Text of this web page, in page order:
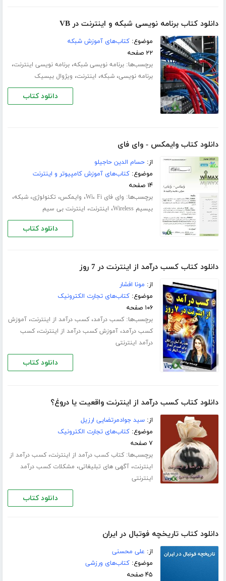
دانلود کتاب برنامه نویسی شبکه و اینترنت در VB
موضوع:کتاب‌های آموزش شبکه
۲۲ صفحه
برچسب‌ها:برنامه نویسی شبکه،برنامه نویسی اینترنت،
برنامه نویسی،شبکه، اینترنت، ویژوال بیسیک
دانلود کتاب
دانلود کتاب وایمکس - وای فای
از:حسام الدین حاجیلو
موضوع:کتاب‌های آموزش کامپیوتر و اینترنت
۱۴ صفحه
برچسب‌ها: وای فای Wi ، Fi ، وایمکس، تکنولوژی،شبکه،
بیسیم Wireless ، اینترنت، اینترنت بی سیم
دانلود کتاب
دانلود کتاب کسب درآمد از اینترنت در 7 روز
از: مونا افشار
موضوع:کتاب‌های تجارت الکترونیک
۱۰۶ صفحه
برچسب‌ها:کسب درآمد،کسب درآمد از اینترنت،آموزش
کسب درآمد،آموزش کسب درآمد از اینترنت،کسب
درآمد اینترنتی
دانلود کتاب
دانلود کتاب کسب درآمد از اینترنت واقعیت یا دروغ؟
از:سید جوادمرتضایی ارزیل
موضوع:کتاب‌های تجارت الکترونیک
۷ صفحه
برچسب‌ها:کتاب کسب درآمد از اینترنت،کسب درآمد از
اینترنت،آگهی های تبلیغاتی، مشکلات کسب درآمد
اینترنتی
دانلود کتاب
دانلود کتاب تاریخچه فوتبال در ایران
از: علی محسنی
موضوع:کتاب‌های ورزشی
۴۵ صفحه